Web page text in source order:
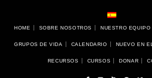
HOME SOBRE NOSOTROS NUESTRO EQUIPO
GRUPOS DE VIDA CALENDARIO NUEVO EN
RECURSOS CURSOS DONAR